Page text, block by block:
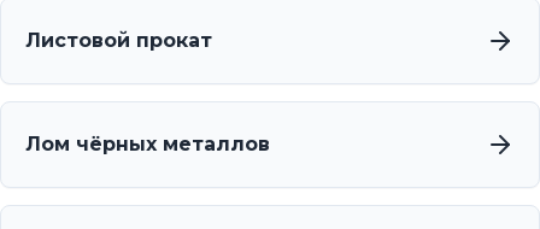
Листовой прокат
Лом чёрных металлов